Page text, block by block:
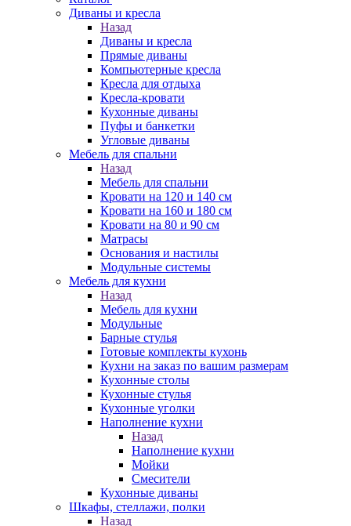
Диваны и кресла
Назад
Диваны и кресла
Прямые диваны
Компьютерные кресла
Кресла для отдыха
Кресла-кровати
Кухонные диваны
Пуфы и банкетки
Угловые диваны
Мебель для спальни
Назад
Мебель для спальни
Кровати на 120 и 140 см
Кровати на 160 и 180 см
Кровати на 80 и 90 см
Матрасы
Основания и настилы
Модульные системы
Мебель для кухни
Назад
Мебель для кухни
Модульные
Барные стулья
Готовые комплекты кухонь
Кухни на заказ по вашим размерам
Кухонные столы
Кухонные стулья
Кухонные уголки
Наполнение кухни
Назад
Наполнение кухни
Мойки
Смесители
Кухонные диваны
Шкафы, стеллажи, полки
Назад